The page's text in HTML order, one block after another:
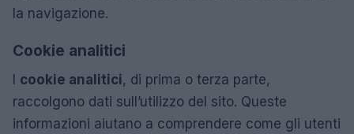
la navigazione.
Cookie analitici
I cookie analitici, di prima o terza parte,
raccolgono dati sull’utilizzo del sito. Queste
informazioni aiutano a comprendere come gli utenti